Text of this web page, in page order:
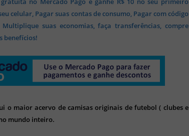
celular, Pagar suas contas de consumo, Pagar com código
suas economias, faça transferências, compre
benefícios!
o maior acervo de camisas originais de futebol ( clubes e
mundo inteiro.